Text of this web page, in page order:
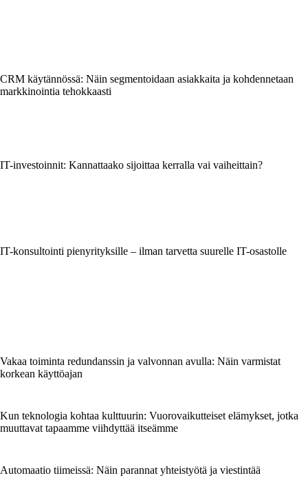
CRM käytännössä: Näin segmentoidaan asiakkaita ja kohdennetaan
markkinointia tehokkaasti
IT-investoinnit: Kannattaako sijoittaa kerralla vai vaiheittain?
IT-konsultointi pienyrityksille – ilman tarvetta suurelle IT-osastolle
Vakaa toiminta redundanssin ja valvonnan avulla: Näin varmistat
korkean käyttöajan
Kun teknologia kohtaa kulttuurin: Vuorovaikutteiset elämykset, jotka
muuttavat tapaamme viihdyttää itseämme
Automaatio tiimeissä: Näin parannat yhteistyötä ja viestintää